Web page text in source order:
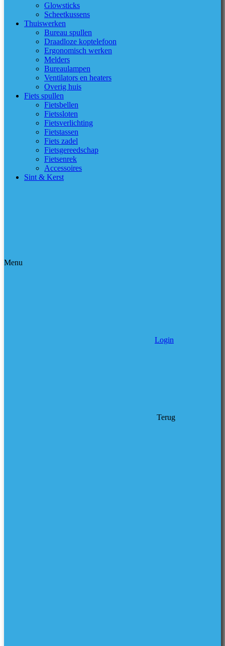
Glowsticks
Scheetkussens
Thuiswerken
Bureau spullen
Draadloze koptelefoon
Ergonomisch werken
Melders
Bureaulampen
Ventilators en heaters
Overig huis
Fiets spullen
Fietsbellen
Fietssloten
Fietsverlichting
Fietstassen
Fiets zadel
Fietsgereedschap
Fietsenrek
Accessoires
Sint & Kerst
Menu
Login
Terug